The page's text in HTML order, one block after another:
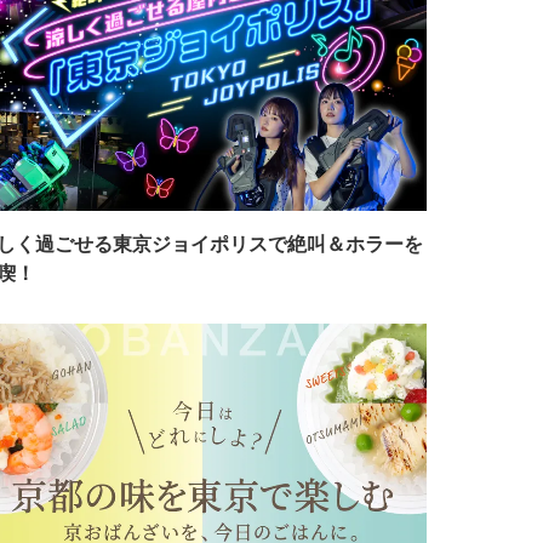
く過ごせる東京ジョイポリスで絶叫＆ホラーを
！